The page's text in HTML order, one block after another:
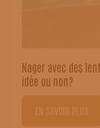
Nager avec des
idée ou non?
EN SAVOIR PLUS